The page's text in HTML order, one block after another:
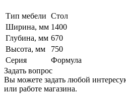
Тип мебели Стол
Ширина, мм 1400
Глубина, мм 670
Высота, мм
750
Серия
Формула
Задать вопрос
Вы можете задать любой
или работе магазина.